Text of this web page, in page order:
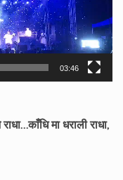
03:46
मा धराली राधा,